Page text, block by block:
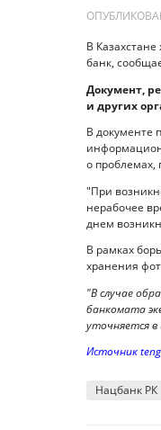
В
банк,
Документ,
и других
В документе
о проблемах,
"При
нерабочее
днем
В рамках
хранения
"В случае
банкомата
уточняется
Источник
Нацбанк РК